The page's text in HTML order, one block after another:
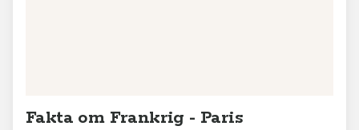
Fakta om Frankrig - Paris